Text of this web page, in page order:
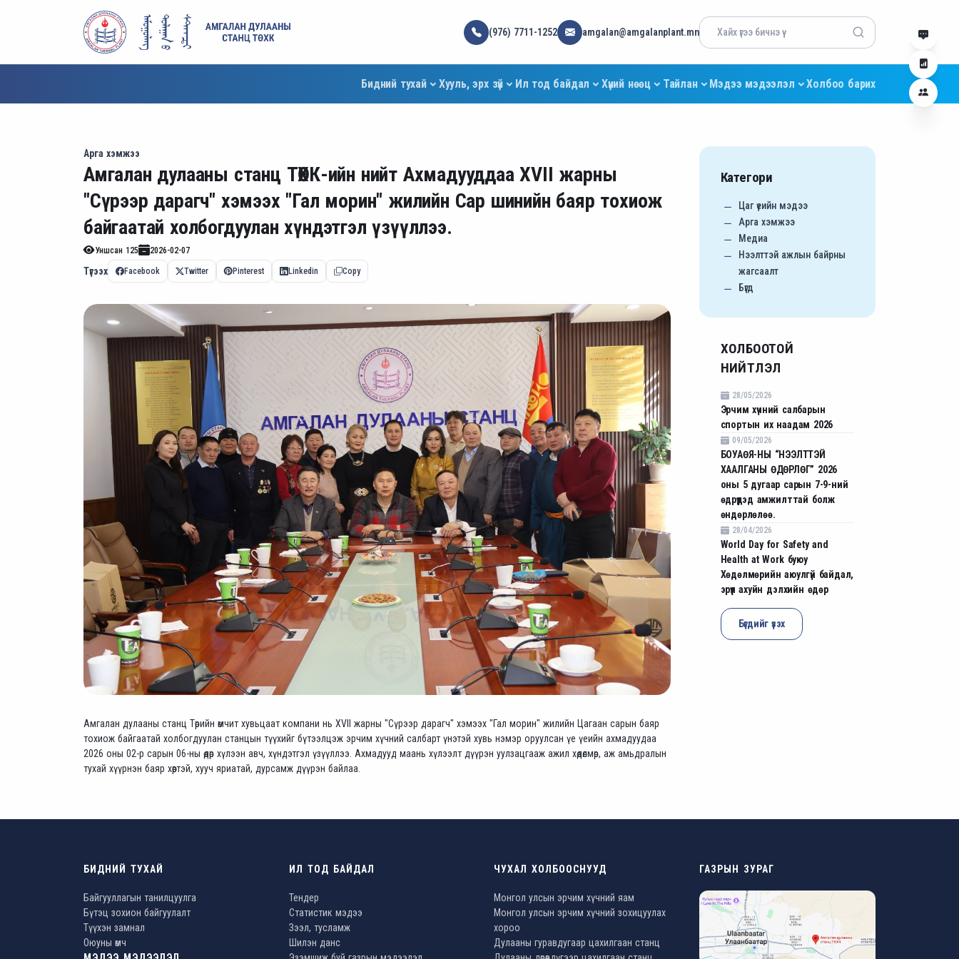
(976) 7711-1252 amgalan@amgalanplant.mn
Бидний тухай Хууль, эрх зүй Ил тод байдал Хүний нөөц Тайлан Мэдээ мэдээлэл Холбоо барих
Арга хэмжээ
Амгалан дулааны станц ТӨХК-ийн нийт Ахмадууддаа XVII жарны
"Сүрээр дарагч" хэмээх "Гал морин" жилийн Сар шинийн баяр тохиож
байгаатай холбогдуулан хүндэтгэл үзүүллээ.
Уншсан 125 2026-02-07
Түгээх Facebook Twitter Pinterest Linkedin Copy
Амгалан дулааны станц Төрийн өмчит хувьцаат компани нь XVII жарны "Сүрээр дарагч" хэмээх "Гал морин" жилийн Цагаан сарын баяр
тохиож байгаатай холбогдуулан станцын түүхийг бүтээлцэж эрчим хүчний салбарт үнэтэй хувь нэмэр оруулсан үе үеийн ахмадуудаа
2026 оны 02-р сарын 06-ны өдөр хүлээн авч, хүндэтгэл үзүүллээ. Ахмадууд маань хүлээлт дүүрэн уулзацгааж ажил хөдөлмөр, аж амьдралын
тухай хүүрнэн баяр хөөртэй, хууч яриатай, дурсамж дүүрэн байлаа.
Категори
Цаг үеийн мэдээ
Арга хэмжээ
Медиа
Нээлттэй ажлын байрны
жагсаалт
Бүгд
ХОЛБООТОЙ
НИЙТЛЭЛ
28/05/2026
Эрчим хүчний салбарын
спортын их наадам 2026
09/05/2026
БОУАӨЯ-НЫ “НЭЭЛТТЭЙ
ХААЛГАНЫ ӨДӨРЛӨГ” 2026
оны 5 дугаар сарын 7-9-ний
өдрүүдэд амжилттай болж
өндөрлөлөө.
28/04/2026
World Day for Safety and
Health at Work буюу
Хөдөлмөрийн аюулгүй байдал,
эрүүл ахуйн дэлхийн өдөр
Бүгдийг үзэх
БИДНИЙ ТУХАЙ
Байгууллагын танилцуулга
Бүтэц зохион байгуулалт
Түүхэн замнал
Оюуны өмч
ИЛ ТОД БАЙДАЛ
Тендер
Статистик мэдээ
Зээл, тусламж
Шилэн данс
ЧУХАЛ ХОЛБООСНУУД
Монгол улсын эрчим хүчний яам
Монгол улсын эрчим хүчний зохицуулах
хороо
Дулааны гуравдугаар цахилгаан станц
ГАЗРЫН ЗУРАГ